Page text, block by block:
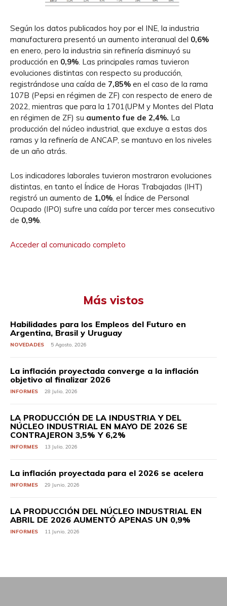
Según los datos publicados hoy por el INE, la industria
manufacturera presentó un aumento interanual del 0,6%
en enero, pero la industria sin refinería disminuyó su
producción en 0,9%. Las principales ramas tuvieron
evoluciones distintas con respecto su producción,
registrándose una caída de 7,85% en el caso de la rama
107B (Pepsi en régimen de ZF) con respecto de enero de
2022, mientras que para la 1701(UPM y Montes del Plata
en régimen de ZF) su aumento fue de 2,4%. La
producción del núcleo industrial, que excluye a estas dos
ramas y la refinería de ANCAP, se mantuvo en los niveles
de un año atrás.
Los indicadores laborales tuvieron mostraron evoluciones
distintas, en tanto el Índice de Horas Trabajadas (IHT)
registró un aumento de 1,0%, el Índice de Personal
Ocupado (IPO) sufre una caída por tercer mes consecutivo
de 0,9%.
Acceder al comunicado completo
Más vistos
Habilidades para los Empleos del Futuro en
Argentina, Brasil y Uruguay
NOVEDADES 5 Agosto, 2026
La inflación proyectada converge a la inflación
objetivo al finalizar 2026
INFORMES 28 Julio, 2026
LA PRODUCCIÓN DE LA INDUSTRIA Y DEL
NÚCLEO INDUSTRIAL EN MAYO DE 2026 SE
CONTRAJERON 3,5% Y 6,2%
INFORMES 13 Julio, 2026
La inflación proyectada para el 2026 se acelera
INFORMES 29 Junio, 2026
LA PRODUCCIÓN DEL NÚCLEO INDUSTRIAL EN
ABRIL DE 2026 AUMENTÓ APENAS UN 0,9%
INFORMES 11 Junio, 2026